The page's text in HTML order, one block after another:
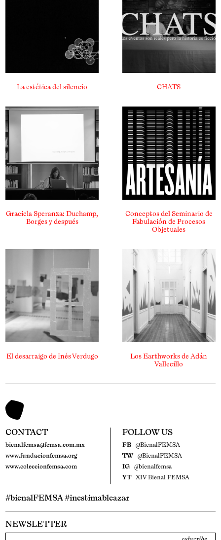
La estética del silencio CHATS
Graciela Speranza: Duchamp,
Borges y después
Conceptos del Seminario de
Fabulación de Procesos
Objetuales
El desarraigo de Inés Verdugo
Los Earthworks de Adán
Vallecillo
CONTACT
bienalfemsa@femsa.com.mx
www.fundacionfemsa.org
www.coleccionfemsa.com
FOLLOW US
FB @BienalFEMSA
TW @BienalFEMSA
IG @bienalfemsa
YT XIV Bienal FEMSA
#bienalFEMSA #inestimableazar
NEWSLETTER